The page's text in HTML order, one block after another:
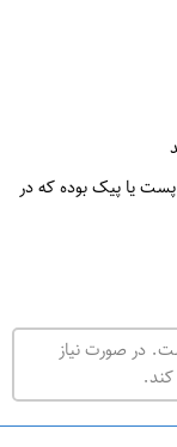
پست یا پیک بوده که در
در صورت نیاز
کند.